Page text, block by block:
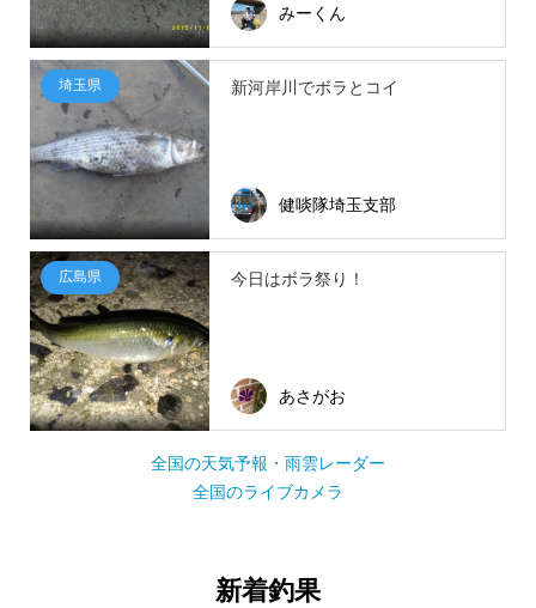
みーくん
埼玉県 新河岸川でボラとコイ
健啖隊埼玉支部
広島県 今日はボラ祭り！
あさがお
全国の天気予報・雨雲レーダー
全国のライブカメラ
新着釣果